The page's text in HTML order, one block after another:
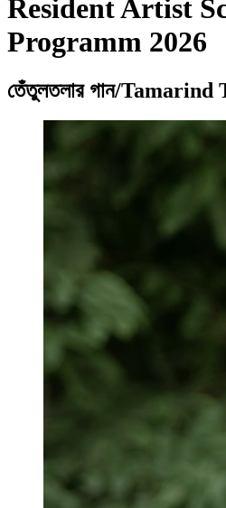
Resident Artist
Programm 2026
তেঁতুলতলার গান/Tamarind